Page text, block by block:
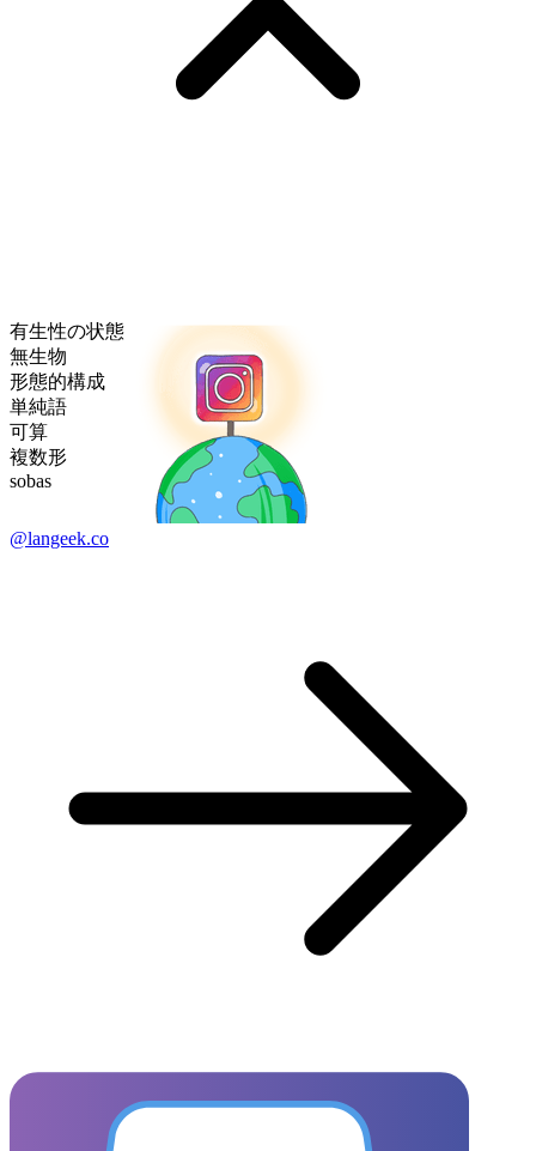
有生性の状態
無生物
形態的構成
単純語
可算
複数形
sobas
@langeek.co